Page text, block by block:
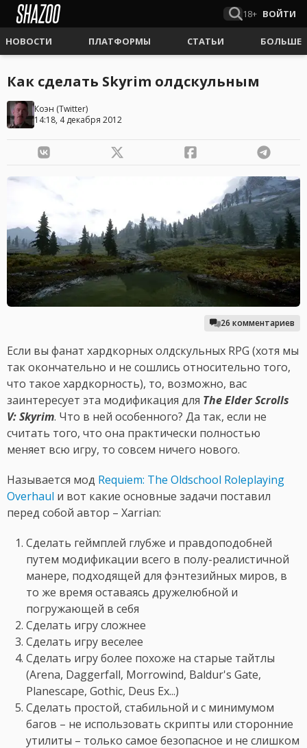
18+ ВОЙТИ
НОВОСТИ ПЛАТФОРМЫ СТАТЬИ БОЛЬШЕ
Как сделать Skyrim олдскульным
Коэн (Twitter)
14:18, 4 декабря 2012
26 комментариев
Если вы фанат хардкорных олдскульных RPG (хотя мы
так окончательно и не сошлись относительно того,
что такое хардкорность), то, возможно, вас
заинтересует эта модификация для The Elder Scrolls
V: Skyrim. Что в ней особенного? Да так, если не
считать того, что она практически полностью
меняет всю игру, то совсем ничего нового.
Называется мод Requiem: The Oldschool Roleplaying
Overhaul и вот какие основные задачи поставил
перед собой автор – Xarrian:
Сделать геймплей глубже и правдоподобней
путем модификации всего в полу-реалистичной
манере, подходящей для фэнтезийных миров, в
то же время оставаясь дружелюбной и
погружающей в себя
Сделать игру сложнее
Сделать игру веселее
Сделать игру более похоже на старые тайтлы
(Arena, Daggerfall, Morrowind, Baldur's Gate,
Planescape, Gothic, Deus Ex...)
Сделать простой, стабильной и с минимумом
багов – не использовать скрипты или сторонние
утилиты – только самое безопасное и не слишком